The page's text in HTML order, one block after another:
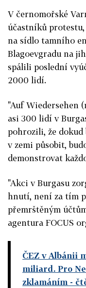
V černomořské
účastníků protestu,
na sídlo tamního
Blagoevgradu na
spálili poslední
2000 lidí.
"Auf Wiedersehen
asi 300 lidí v
pohrozili, že dokud
v zemi působit,
demonstrovat
"Akci v Burgasu
hnutí, není za tím
přemrštěným
agentura FOCUS
ČEZ v Albánii
miliard. Pro
zklamáním -